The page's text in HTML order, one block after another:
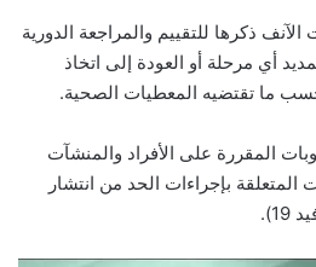
ذكرها للتقييم والمراجعة الدورية
أي مرحلة أو العودة إلى اتخاذ
ما تقتضيه المعطيات الصحية.
المقررة على الأفراد والمنشآت
المتعلقة بإجراءات الحد من انتشار